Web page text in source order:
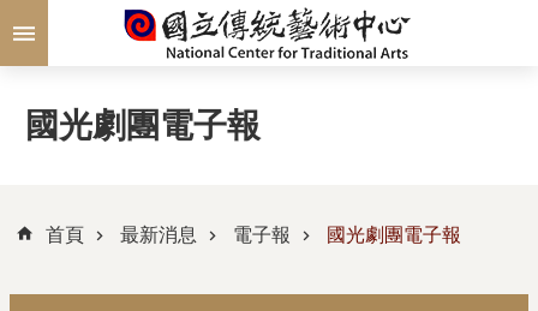
跳到主要內容區塊
國光劇團電子報
首頁 最新消息 電子報 國光劇團電子報